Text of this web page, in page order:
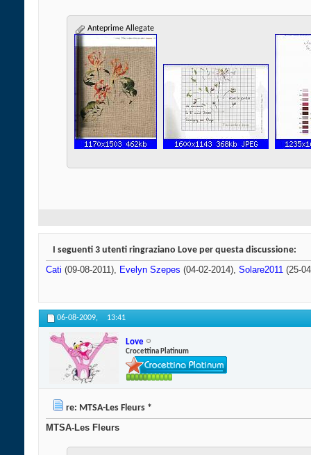
Anteprime Allegate
I seguenti 3 utenti ringraziano Love per questa discussione:
Cati (09-08-2011), Evelyn Szepes (04-02-2014), Solare2011 (25-
06-08-2009, 13:41
Love
Crocettina Platinum
re: MTSA-Les Fleurs *
MTSA-Les Fleurs